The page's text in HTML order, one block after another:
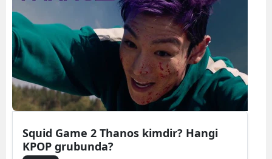
Squid Game 2 Thanos kimdir? Hangi
KPOP grubunda?